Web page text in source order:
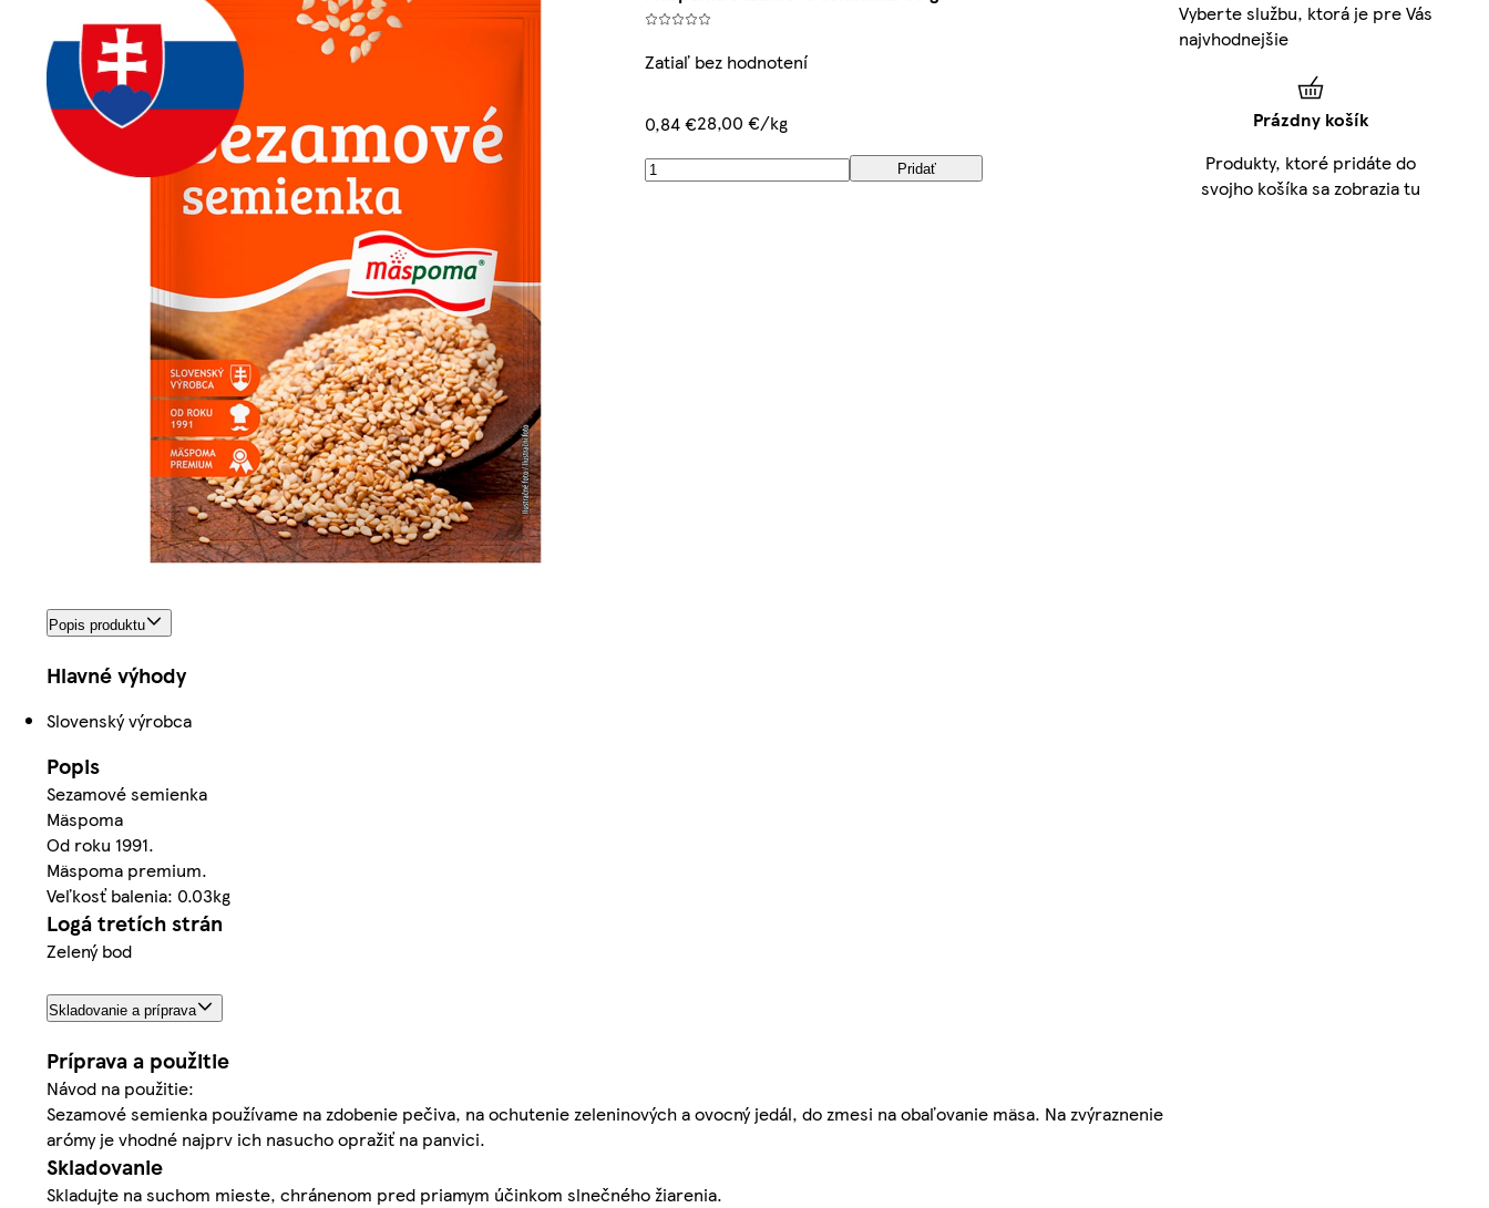
Zatiaľ bez hodnotení
0,84 €28,00 €/kg
Pridať
Popis produktu
Hlavné výhody
Slovenský výrobca
Popis
Sezamové semienka
Mäspoma
Od roku 1991.
Mäspoma premium.
Veľkosť balenia: 0.03kg
Logá tretích strán
Zelený bod
Skladovanie a príprava
Príprava a použitie
Návod na použitie:
Sezamové semienka používame na zdobenie pečiva, na ochutenie zeleninových a ovocný jedál, do zmesi na obaľovanie mäsa. Na zvýraznenie
arómy je vhodné najprv ich nasucho opražiť na panvici.
Skladovanie
Skladujte na suchom mieste, chránenom pred priamym účinkom slnečného žiarenia.
Vyberte službu, ktorá je pre Vás
najvhodnejšie
Prázdny košík
Produkty, ktoré pridáte do
svojho košíka sa zobrazia tu